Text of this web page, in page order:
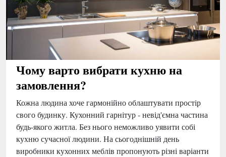
Чому варто вибрати кухню на
замовлення?
Кожна людина хоче гармонійно облаштувати простір
свого будинку. Кухонний гарнітур - невід'ємна частина
будь-якого житла. Без нього неможливо уявити собі
кухню сучасної людини. На сьогоднішній день
виробники кухонних меблів пропонують різні варіанти